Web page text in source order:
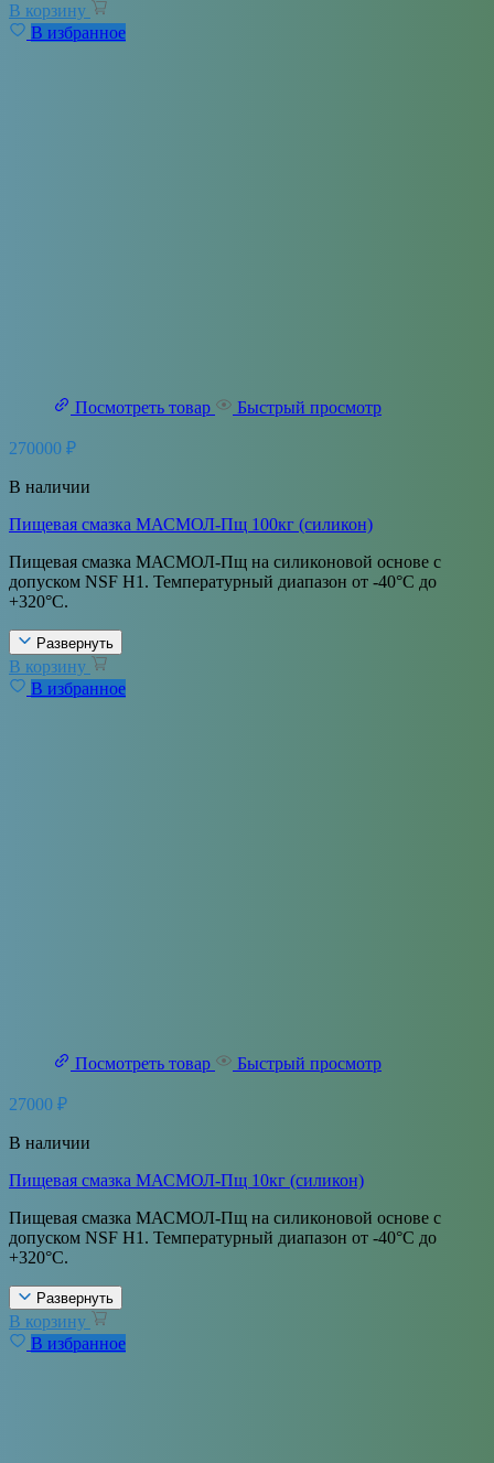
В корзину
В избранное
Посмотреть товар Быстрый просмотр
270000 ₽
В наличии
Пищевая смазка МАСМОЛ-Пщ 100кг (силикон)
Пищевая смазка МАСМОЛ-Пщ на силиконовой основе с
допуском NSF H1. Температурный диапазон от -40°С до
+320°С.
Развернуть
В корзину
В избранное
Посмотреть товар Быстрый просмотр
27000 ₽
В наличии
Пищевая смазка МАСМОЛ-Пщ 10кг (силикон)
Пищевая смазка МАСМОЛ-Пщ на силиконовой основе с
допуском NSF H1. Температурный диапазон от -40°С до
+320°С.
Развернуть
В корзину
В избранное